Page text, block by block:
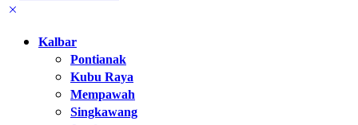
Kalbar
Pontianak
Kubu Raya
Mempawah
Singkawang